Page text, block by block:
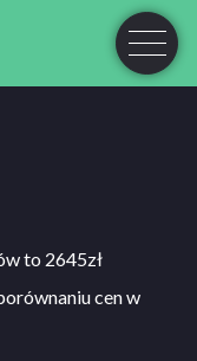
to 2645zł
cen w